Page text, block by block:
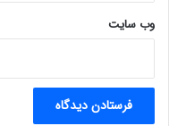
وب‌ سایت